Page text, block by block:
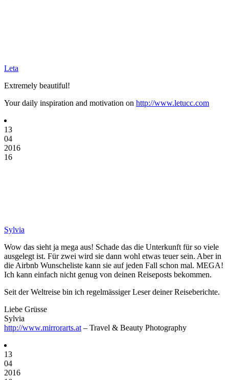
Leta
Extremely beautiful!
Your daily inspiration and motivation on http://www.letucc.com
13
04
2016
16
Sylvia
Wow das sieht ja mega aus! Schade das die Unterkunft für so viele
ausgelegt ist. Für zwei wird sie dann wohl etwas teuer sein. Aber in
die Airbnb Wunscheliste kann sie auf jeden Fall schon mal. MEGA!
Ich kann einfach nicht genug von deinen Reiseposts bekommen.
Seit der Weltreise bin ich regelmässiger Leser deiner Reiseberichte.
Liebe Grüsse
Sylvia
http://www.mirrorarts.at – Travel & Beauty Photography
13
04
2016